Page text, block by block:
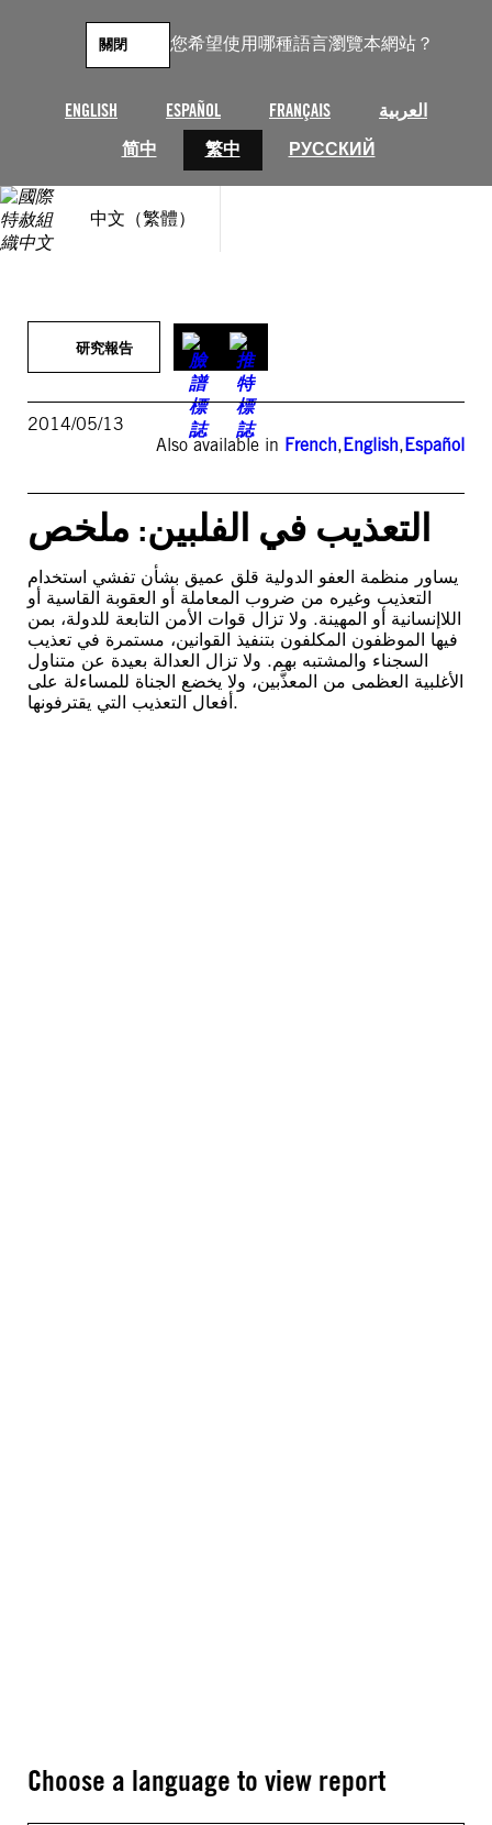
您希望使用哪種語言瀏覽本網站？
ENGLISH ESPAÑOL FRANÇAIS
العربية
简中
繁中 РУССКИЙ
關閉
中文（繁體）
研究報告
2014/05/13
Also available in French,English,Español
التعذيب في الفلبين: ملخص
يساور منظمة العفو الدولية قلق عميق بشأن تفشي استخدام
التعذيب وغيره من ضروب المعاملة أو العقوبة القاسية أو
اللاإنسانية أو المهينة. ولا تزال قوات الأمن التابعة للدولة، بمن
فيها الموظفون المكلفون بتنفيذ القوانين، مستمرة في تعذيب
السجناء والمشتبه بهم. ولا تزال العدالة بعيدة عن متناول
الأغلبية العظمى من المعذَّبين، ولا يخضع الجناة للمساءلة على
أفعال التعذيب التي يقترفونها.
Choose a language to view report